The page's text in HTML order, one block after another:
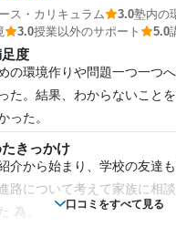
の授業時間
30,000円
が近いのも良い。
ポート
庭学習のサポート、授業以外のコミ
の時間を設けて下さり、常
生と生徒との距離が近く仲
前〜2020年3月(2年以上)
口コミをすべて見る
ス・カリキュラム 3.0塾内の
3.0授業以外のサポート 5.0
度
の環境作りや問題一つ一つ
た。結果、わからないこと
った。
きっかけ
介から始まり、学校の友達
路について考えて家族に相
為。